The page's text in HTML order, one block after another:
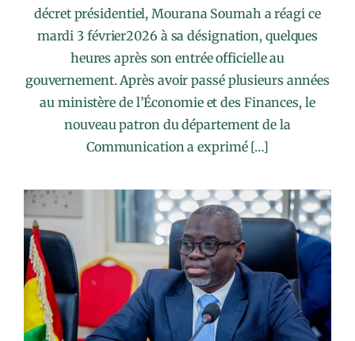
décret présidentiel, Mourana Soumah a réagi ce
mardi 3 février2026 à sa désignation, quelques
heures après son entrée officielle au
gouvernement. Après avoir passé plusieurs années
au ministère de l’Économie et des Finances, le
nouveau patron du département de la
Communication a exprimé […]